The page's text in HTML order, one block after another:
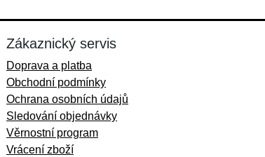
Zákaznický servis
Doprava a platba
Obchodní podmínky
Ochrana osobních údajů
Sledování objednávky
Věrnostní program
Vrácení zboží